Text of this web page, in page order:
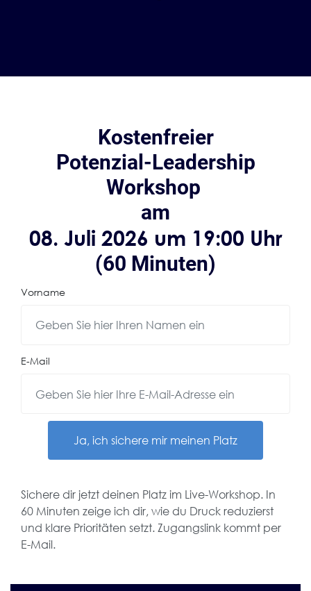
Kostenfreier
Potenzial-Leadership
Workshop
am
08. Juli 2026 um 19:00 Uhr
(60 Minuten)
Vorname
E-Mail
Ja, ich sichere mir meinen Platz
Sichere dir jetzt deinen Platz im Live-Workshop. In
60 Minuten zeige ich dir, wie du Druck reduzierst
und klare Prioritäten setzt. Zugangslink kommt per
E-Mail.